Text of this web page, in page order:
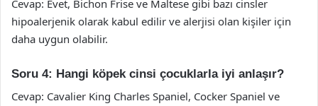
Cevap: Evet, Bichon Frise ve Maltese gibi bazı cinsler
hipoalerjenik olarak kabul edilir ve alerjisi olan kişiler için
daha uygun olabilir.
Soru 4: Hangi köpek cinsi çocuklarla iyi anlaşır?
Cevap: Cavalier King Charles Spaniel, Cocker Spaniel ve